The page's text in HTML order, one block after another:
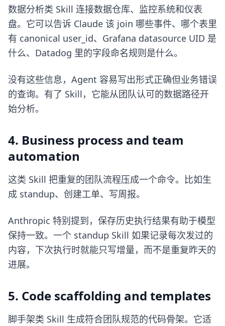
数据分析类 Skill 连接数据仓库、监控系统和仪表
盘。它可以告诉 Claude 该 join 哪些事件、哪个表里
有 canonical user_id、Grafana datasource UID 是
什么、Datadog 里的字段命名规则是什么。
没有这些信息，Agent 容易写出形式正确但业务错误
的查询。有了 Skill，它能从团队认可的数据路径开
始分析。
4. Business process and team
automation
这类 Skill 把重复的团队流程压成一个命令。比如生
成 standup、创建工单、写周报。
Anthropic 特别提到，保存历史执行结果有助于模型
保持一致。一个 standup Skill 如果记录每次发过的
内容，下次执行时就能只写增量，而不是重复昨天的
进展。
5. Code scaffolding and templates
脚手架类 Skill 生成符合团队规范的代码骨架。它适